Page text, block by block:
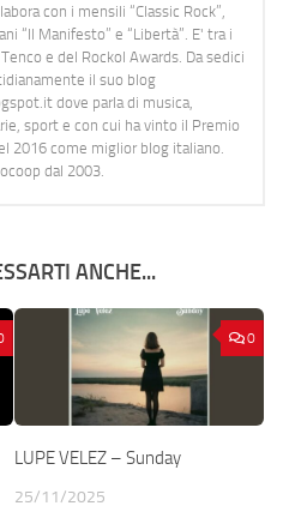
con i mensili “Classic Rock”,
“Il Manifesto” e “Libertà”. E' tra i
e del Rockol Awards. Da sedici
il suo blog
dove parla di musica,
sport e con cui ha vinto il Premio
2016 come miglior blog italiano.
dal 2003.
ANCHE...
0
LUPE VELEZ – Sunday
25/11/2025